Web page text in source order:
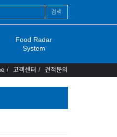
검색
Food Radar
System
고객센터 견적문의